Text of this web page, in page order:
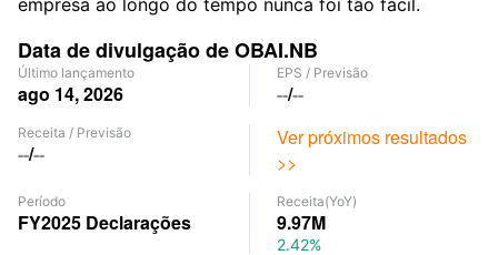
empresa ao longo do tempo nunca foi tão fácil.
Data de divulgação de OBAI.NB
Último lançamento
ago 14, 2026
EPS / Previsão
--/--
Receita / Previsão
--/--
Ver próximos resultados
>>
Período
FY2025 Declarações
Receita(YoY)
9.97M
2.42%